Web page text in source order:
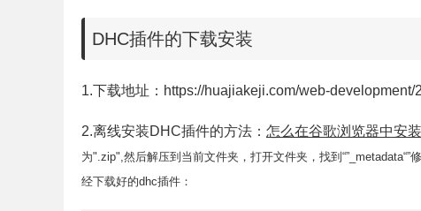
DHC插件的下载安装
1.下载地址：https://huajiakeji.com/web-development/
2.离线安装DHC插件的方法： 怎么在谷歌浏览器中安
为".zip",然后解压到当前文件夹，打开文件夹，找到“”_metadata“”
经下载好的dhc插件：